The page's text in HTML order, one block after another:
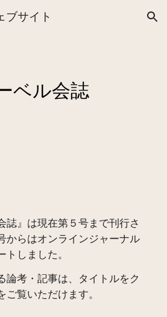
Skip to navigation
ブサイト
ベル会誌
誌』は現在第５号まで刊行さ
からはオンラインジャーナル
トしました。
論考・記事は、タイトルをク
ご覧いただけます。